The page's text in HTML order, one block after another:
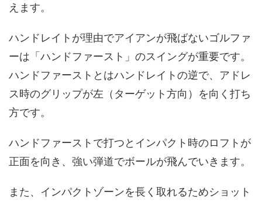
えます。
ハンドレイトが理由でアイアンが飛ばないゴルファ
ーは「ハンドファースト」のスイングが重要です。
ハンドファーストとはハンドレイトの逆で、アドレ
ス時のグリップが左（ターゲット方向）を向く打ち
方です。
ハンドファーストで打つとインパクト時のロフトが
正面を向き、強い弾道でボールが飛んでいきます。
また、インパクトゾーンを長く取れるためショット